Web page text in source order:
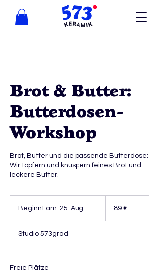
Brot & Butter:
Butterdosen-
Workshop
Brot, Butter und die passende Butterdose:
Wir töpfern und knuspern feines Brot und
leckere Butter.
Beginnt am: 25. Aug.
n
89 €
Studio 573grad
Freie Plätze